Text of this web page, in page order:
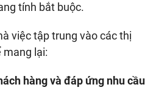
tính bắt buộc.
việc tập trung vào các thị
lại:
hàng và đáp ứng nhu cầu